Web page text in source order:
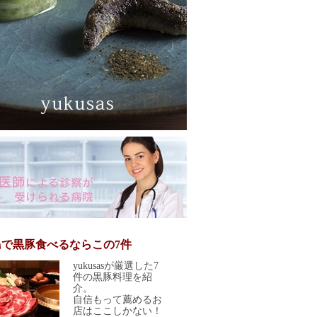
黒豚食べるならこの7件
yukusasが厳選した7
件の黒豚料理を紹
介。
自信もって薦めるお
店はここしかない！